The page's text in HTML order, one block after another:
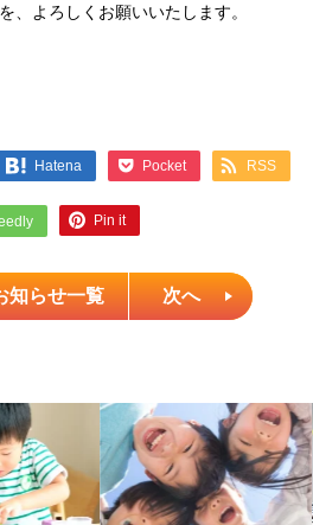
、よろしくお願いいたします。
Hatena Pocket RSS
Pin it
知らせ一覧 次へ